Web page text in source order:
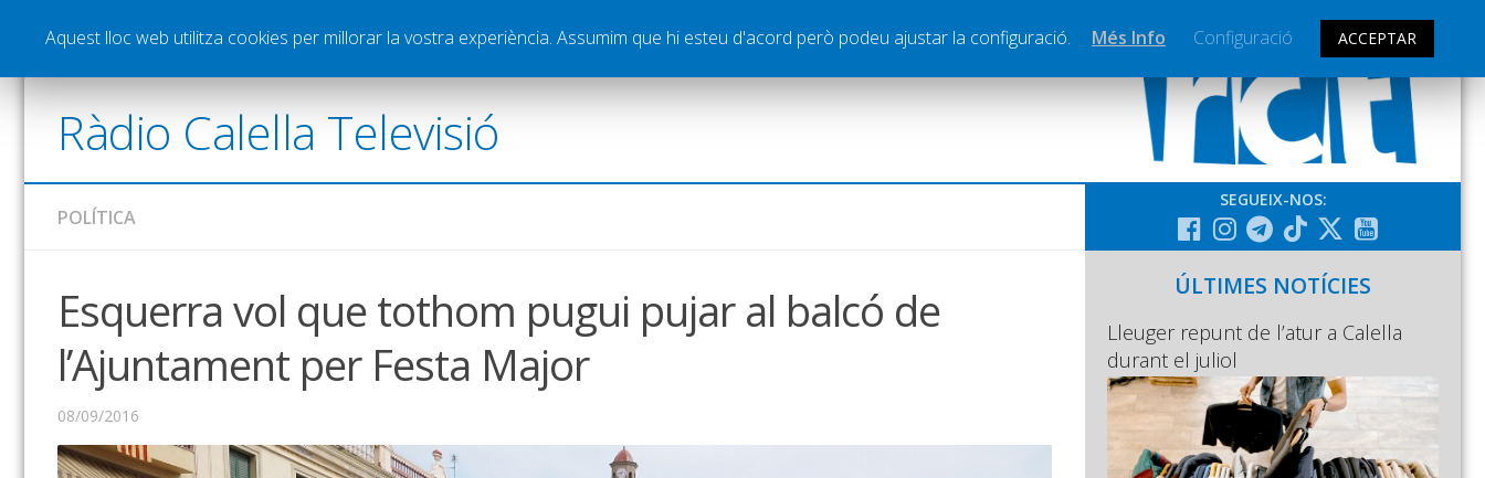
Notícies Esports Pòdcasts Vídeos Graella Publicitat Contacte
Ràdio Calella Televisió
POLÍTICA
Esquerra vol que tothom pugui pujar al balcó de
l’Ajuntament per Festa Major
08/09/2016
SEGUEIX-NOS:
ÚLTIMES NOTÍCIES
Lleuger repunt de l’atur a Calella
durant el juliol
Aquest lloc web utilitza cookies per millorar la vostra experiència. Assumim que hi esteu d'acord però podeu ajustar la configuració. Més Info Configuració ACCEPTAR